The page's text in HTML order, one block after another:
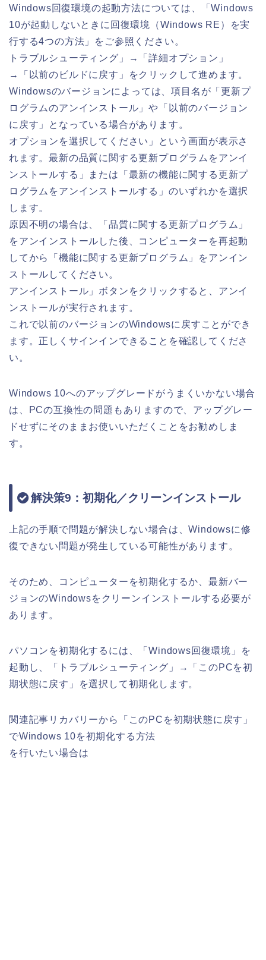
Windows回復環境の起動方法については、「Windows
10が起動しないときに回復環境（Windows RE）を実
行する4つの方法」をご参照ください。
トラブルシューティング」→「詳細オプション」
→「以前のビルドに戻す」をクリックして進めます。
Windowsのバージョンによっては、項目名が「更新プ
ログラムのアンインストール」や「以前のバージョン
に戻す」となっている場合があります。
オプションを選択してください」という画面が表示さ
れます。最新の品質に関する更新プログラムをアンイ
ンストールする」または「最新の機能に関する更新プ
ログラムをアンインストールする」のいずれかを選択
します。
原因不明の場合は、「品質に関する更新プログラム」
をアンインストールした後、コンピューターを再起動
してから「機能に関する更新プログラム」をアンイン
ストールしてください。
アンインストール」ボタンをクリックすると、アンイ
ンストールが実行されます。
これで以前のバージョンのWindowsに戻すことができ
ます。正しくサインインできることを確認してくださ
い。
Windows 10へのアップグレードがうまくいかない場合
は、PCの互換性の問題もありますので、アップグレー
ドせずにそのままお使いいただくことをお勧めしま
す。
解決策9：初期化／クリーンインストール
上記の手順で問題が解決しない場合は、Windowsに修
復できない問題が発生している可能性があります。
そのため、コンピューターを初期化するか、最新バー
ジョンのWindowsをクリーンインストールする必要が
あります。
パソコンを初期化するには、「Windows回復環境」を
起動し、「トラブルシューティング」→「このPCを初
期状態に戻す」を選択して初期化します。
関連記事リカバリーから「このPCを初期状態に戻す」
でWindows 10を初期化する方法
を行いたい場合は